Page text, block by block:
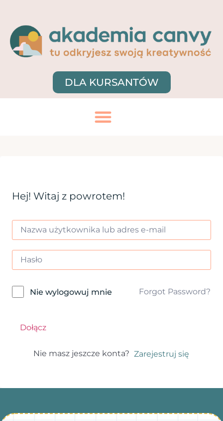
DLA KURSANTÓW
Hej! Witaj z powrotem!
Nie wylogowuj mnie Forgot Password?
Dołącz
Nie masz jeszcze konta? Zarejestruj się